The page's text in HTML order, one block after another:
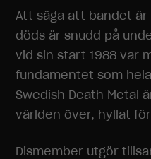
Att säga att bandet
döds är snudd på
vid sin start 1988 var
fundamentet som
Swedish Death Metal
världen över, hyllat
Dismember utgör